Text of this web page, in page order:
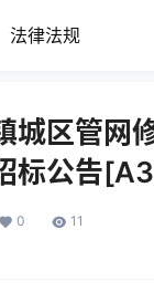
法律法规
城区管网
标公告
0 11